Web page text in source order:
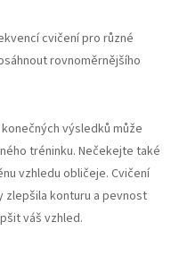
cvičení pro různé
rovnoměrnějšího
výsledků může
tréninku. Nečekejte také
vzhledu obličeje. Cvičení
zlepšila konturu a pevnost
váš vzhled.